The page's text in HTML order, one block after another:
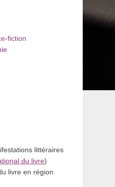
fiction
littéraires
du livre)
livre en région